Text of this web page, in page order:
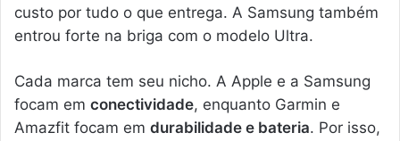
custo por tudo o que entrega. A Samsung também
entrou forte na briga com o modelo Ultra.
Cada marca tem seu nicho. A Apple e a Samsung
focam em conectividade, enquanto Garmin e
Amazfit focam em durabilidade e bateria. Por isso,